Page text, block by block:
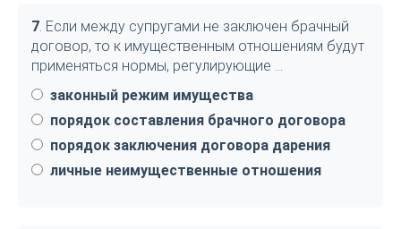
7. Если между супругами не заключен брачный
договор, то к имущественным отношениям будут
применяться нормы, регулирующие …
законный режим имущества
порядок составления брачного договора
порядок заключения договора дарения
личные неимущественные отношения